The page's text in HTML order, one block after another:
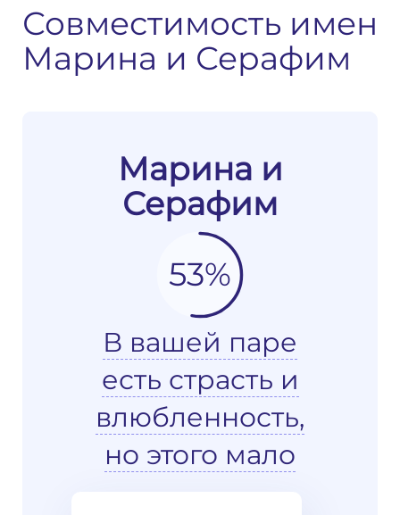
Совместимость имен
Марина и Серафим
Марина и
Серафим
53%
В вашей паре
есть страсть и
влюбленность,
но этого мало